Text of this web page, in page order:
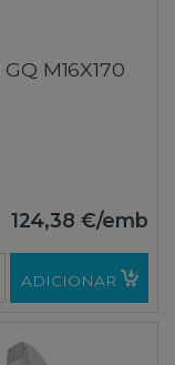
M16X170
124,38 €/emb
ADICIONAR